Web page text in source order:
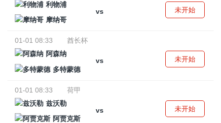
利物浦
vs
摩纳哥
未开始
01-01 08:33
酋长杯
阿森纳
vs
多特蒙德
未开始
01-01 08:33
荷甲
兹沃勒
vs
阿贾克斯
未开始